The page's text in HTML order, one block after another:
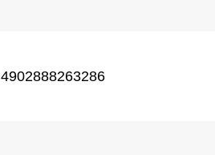
4902888263286